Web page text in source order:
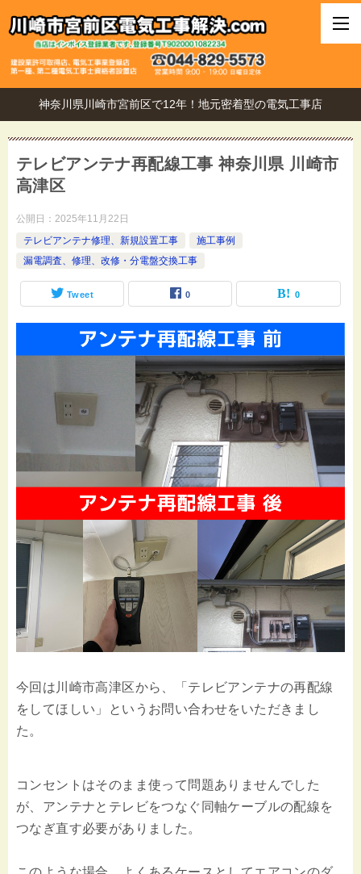
神奈川県川崎市宮前区で12年！地元密着型の電気工事店
テレビアンテナ再配線工事 神奈川県 川崎市
高津区
公開日： 2025年11月22日
テレビアンテナ修理、新規設置工事
施工事例
漏電調査、修理、改修・分電盤交換工事
Tweet 0 0
今回は川崎市高津区から、「テレビアンテナの再配線
をしてほしい」というお問い合わせをいただきまし
た。
コンセントはそのまま使って問題ありませんでした
が、アンテナとテレビをつなぐ同軸ケーブルの配線を
つなぎ直す必要がありました。